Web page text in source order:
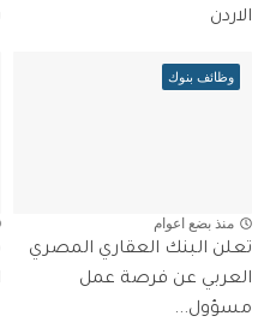
الاردن
وظائف بنوك
منذ بضع اعوام
تعلن البنك العقاري المصري
العربي عن فرصة عمل
مسؤول...